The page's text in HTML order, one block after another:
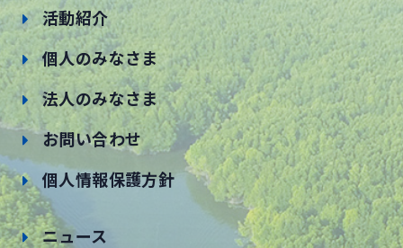
活動紹介
個人のみなさま
法人のみなさま
お問い合わせ
個人情報保護方針
ニュース